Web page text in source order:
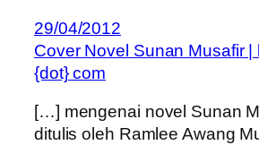
29/04/2012
Cover Novel Sunan Musafir |
{dot} com
[…] mengenai novel Sunan
ditulis oleh Ramlee Awang